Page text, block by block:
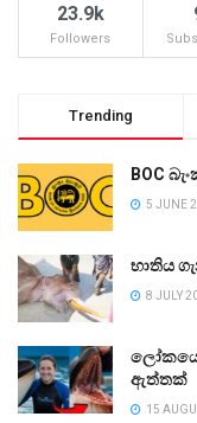
23.9k
Followers
Trending
BOC
5 JUNE
භාතිය
8 JULY
ඇත්තක්
15